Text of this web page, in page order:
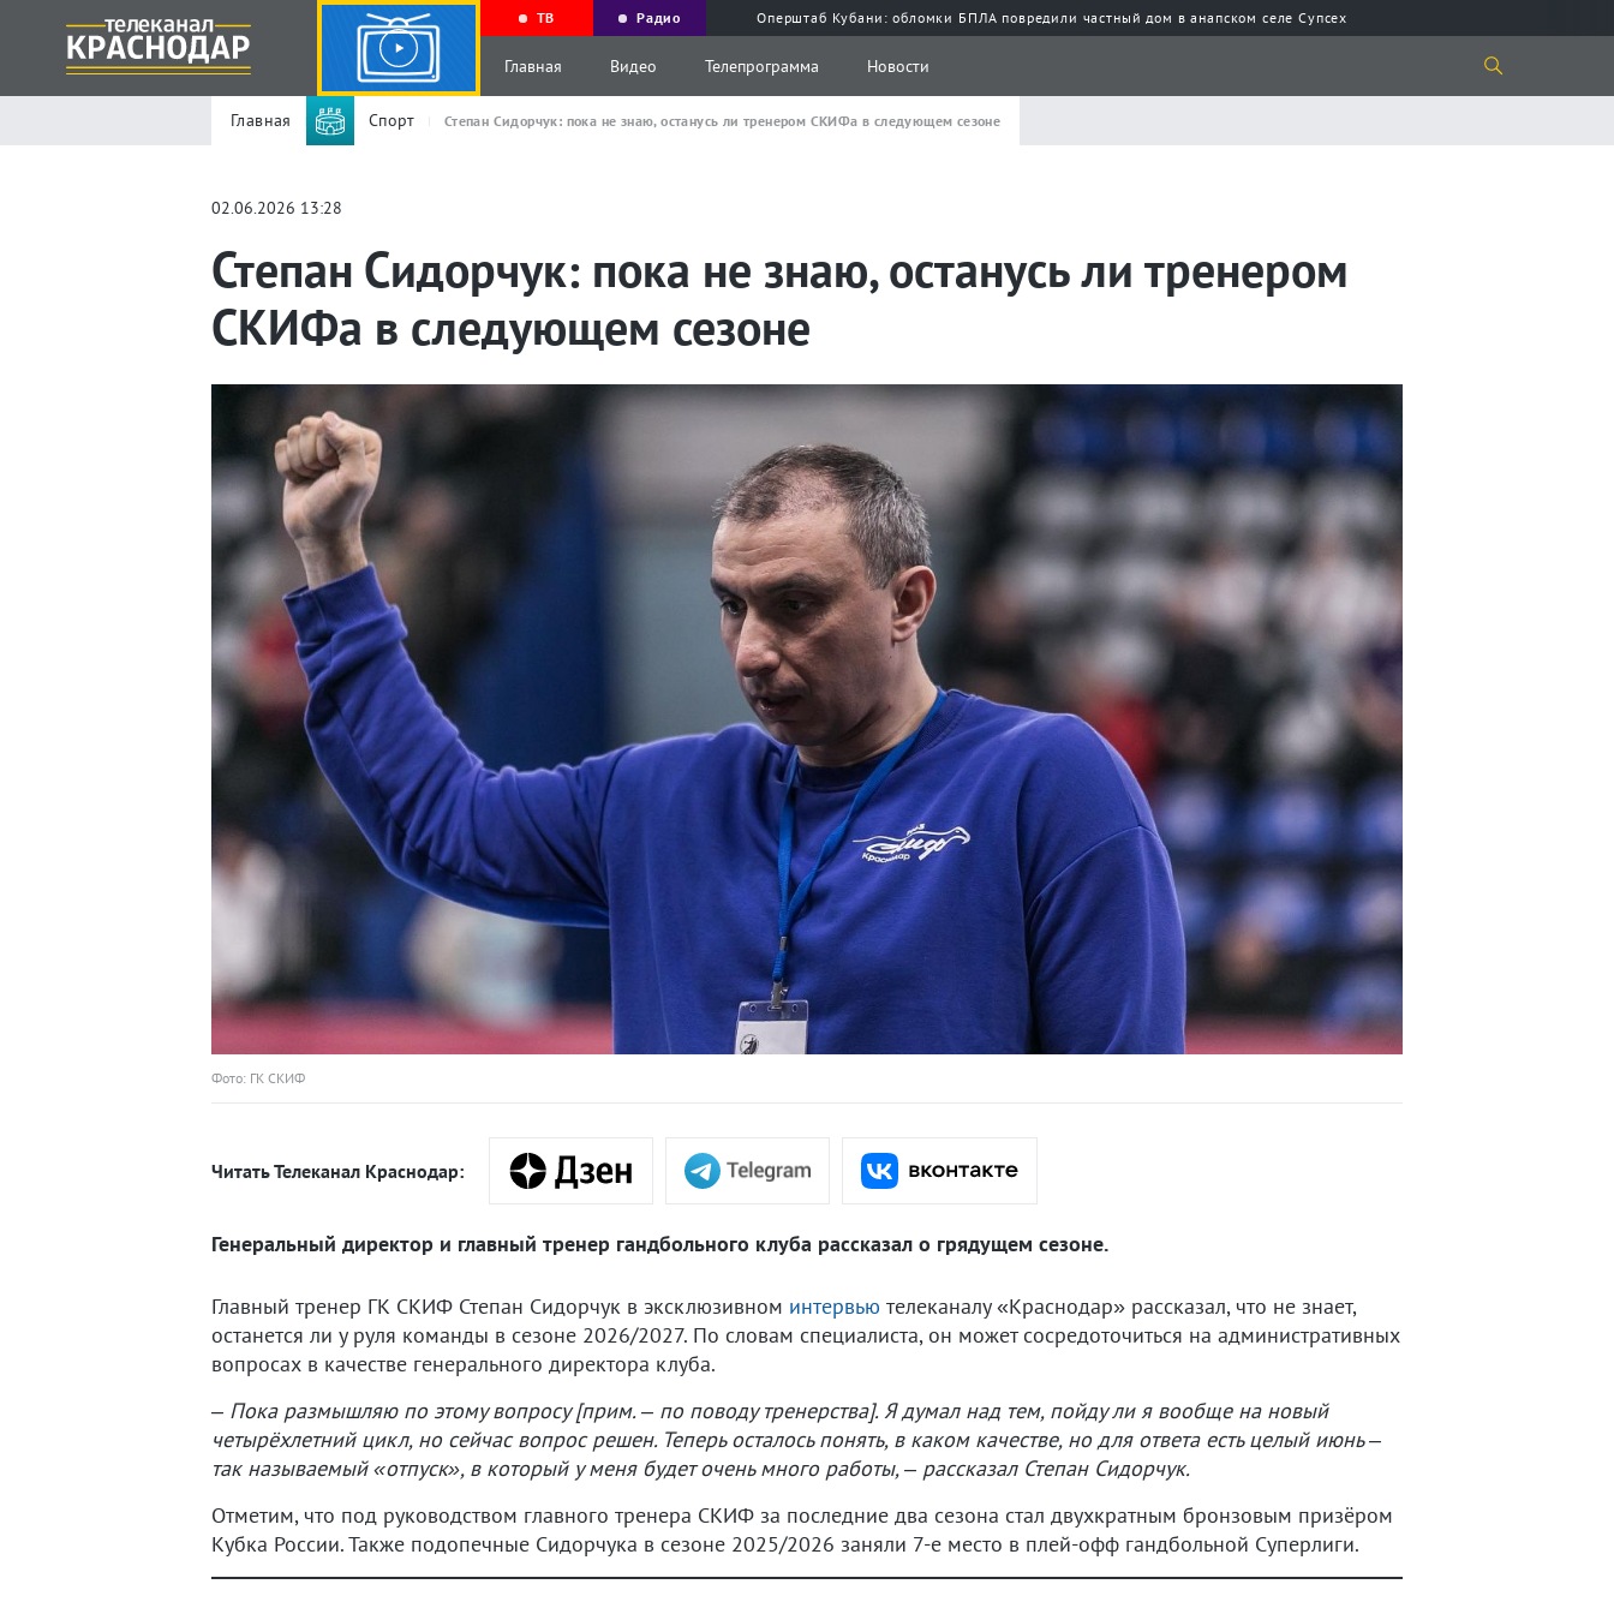
ТВ Радио Оперштаб Кубани: обломки БПЛА повредили частный дом в анапском селе Супсех
Главная Видео Телепрограмма Новости
Главная Спорт Степан Сидорчук: пока не знаю, останусь ли тренером СКИФа в следующем сезоне
02.06.2026 13:28
Степан Сидорчук: пока не знаю, останусь ли тренером
СКИФа в следующем сезоне
Фото: ГК СКИФ
Читать Телеканал Краснодар:
Генеральный директор и главный тренер гандбольного клуба рассказал о грядущем сезоне.
Главный тренер ГК СКИФ Степан Сидорчук в эксклюзивном интервью телеканалу «Краснодар» рассказал, что не знает,
останется ли у руля команды в сезоне 2026/2027. По словам специалиста, он может сосредоточиться на административных
вопросах в качестве генерального директора клуба.
– Пока размышляю по этому вопросу [прим. – по поводу тренерства]. Я думал над тем, пойду ли я вообще на новый
четырёхлетний цикл, но сейчас вопрос решен. Теперь осталось понять, в каком качестве, но для ответа есть целый июнь –
так называемый «отпуск», в который у меня будет очень много работы, – рассказал Степан Сидорчук.
Отметим, что под руководством главного тренера СКИФ за последние два сезона стал двухкратным бронзовым призёром
Кубка России. Также подопечные Сидорчука в сезоне 2025/2026 заняли 7-е место в плей-офф гандбольной Суперлиги.